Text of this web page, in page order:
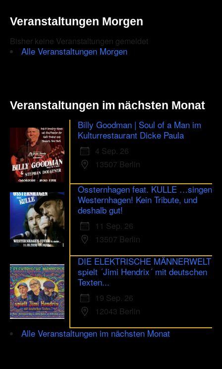
Veranstaltungen Morgen
Bisher keine Veranstaltungen gemeldet
Alle Veranstaltungen Morgen
Veranstaltungen im nächsten Monat
Billy Goodman | Soul of a Man im
Kulturrestaurant Dicke Paula
4 Sep. 26
13507 Berlin
Ossternhagen feat. KULLE …singen
Westernhagen! Kein Tribute, und
deshalb gut!
11 Sep. 26
13507 Berlin
DIE ELEKTRISCHE MÄNNERWELT
spielt ´Jimi Hendrix´ mit deutschen
Texten...
19 Sep. 26
12043 Berlin
Alle Veranstaltungen im nächsten Monat